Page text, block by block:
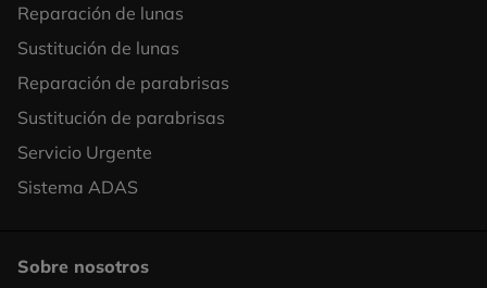
Footer
Column
Reparación de lunas
Sustitución de lunas
Reparación de parabrisas
Sustitución de parabrisas
Servicio Urgente
Sistema ADAS
Sobre nosotros